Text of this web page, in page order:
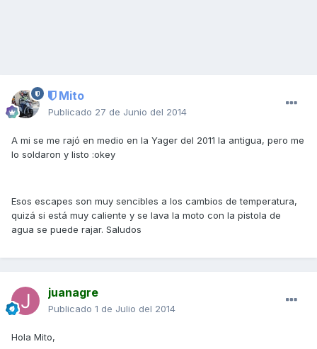
Mito
Publicado 27 de Junio del 2014
A mi se me rajó en medio en la Yager del 2011 la antigua, pero me
lo soldaron y listo :okey
Esos escapes son muy sencibles a los cambios de temperatura,
quizá si está muy caliente y se lava la moto con la pistola de
agua se puede rajar. Saludos
juanagre
Publicado 1 de Julio del 2014
Hola Mito,